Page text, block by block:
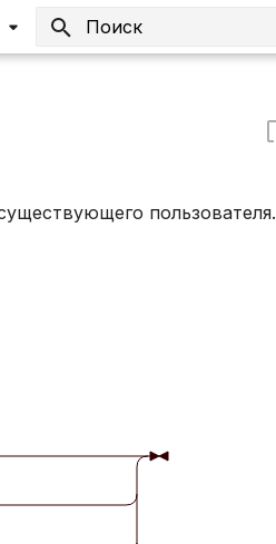
пользователя.